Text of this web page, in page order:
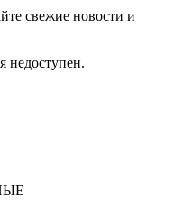
свежие новости и
недоступен.